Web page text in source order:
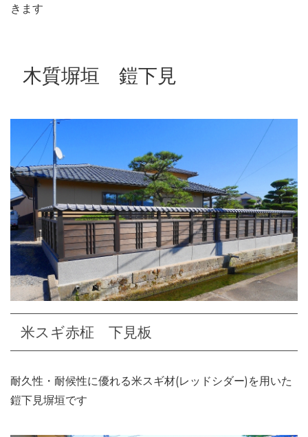
きます
木質塀垣 鎧下見
米スギ赤柾 下見板
耐久性・耐候性に優れる米スギ材(レッドシダー)を用いた
鎧下見塀垣です